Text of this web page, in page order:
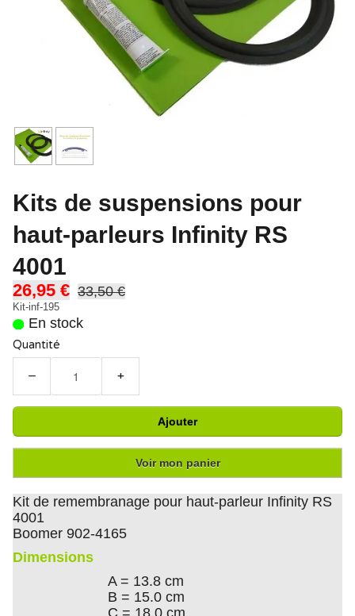
Kits de suspensions pour
haut-parleurs Infinity RS
4001
26,95 € 33,50 €
Kit-inf-195
En stock
Quantité
− +
Ajouter
Voir mon panier
Kit de remembranage pour haut-parleur Infinity RS
4001
Boomer 902-4165
Dimensions
A = 13.8 cm
B = 15.0 cm